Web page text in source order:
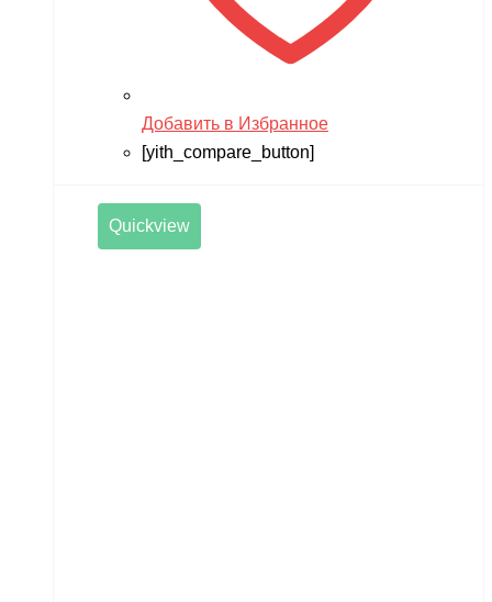
Добавить в Избранное
[yith_compare_button]
Quickview